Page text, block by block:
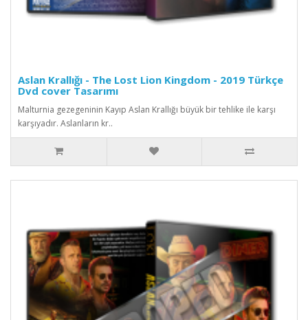
Aslan Krallığı - The Lost Lion Kingdom - 2019 Türkçe
Dvd cover Tasarımı
Malturnia gezegeninin Kayıp Aslan Krallığı büyük bir tehlike ile karşı
karşıyadır. Aslanların kr..